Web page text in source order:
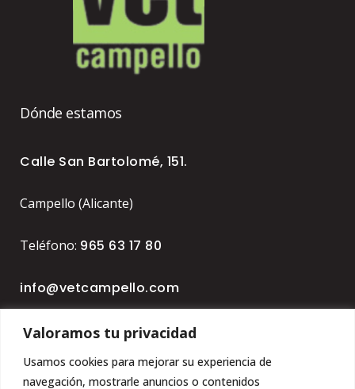
Valoramos tu privacidad
Usamos cookies para mejorar su experiencia de
navegación, mostrarle anuncios o contenidos
Dónde estamos
Calle San Bartolomé, 151.
Campello (Alicante)
Teléfono: 965 63 17 80
info@vetcampello.com
Síguenos en redes sociales